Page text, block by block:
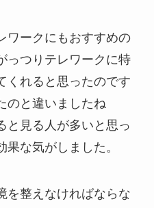
ワークにもおすすめの
っつりテレワークに特
くれると思ったのです
のと違いましたね
と見る人が多いと思っ
な気がしました。
を整えなければならな